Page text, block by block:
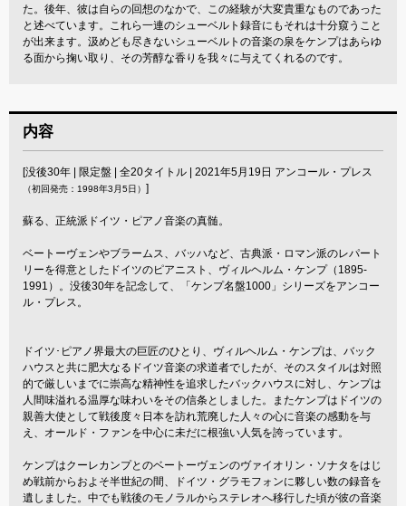
た。後年、彼は自らの回想のなかで、この経験が大変貴重なものであった
と述べています。これら一連のシューベルト録音にもそれは十分窺うこと
が出来ます。汲めども尽きないシューベルトの音楽の泉をケンプはあらゆ
る面から掬い取り、その芳醇な香りを我々に与えてくれるのです。
内容
[没後30年 | 限定盤 | 全20タイトル | 2021年5月19日 アンコール・プレス
（初回発売：1998年3月5日） ]
蘇る、正統派ドイツ・ピアノ音楽の真髄。
ベートーヴェンやブラームス、バッハなど、古典派・ロマン派のレパート
リーを得意としたドイツのピアニスト、ヴィルヘルム・ケンプ（1895-
1991）。没後30年を記念して、「ケンプ名盤1000」シリーズをアンコー
ル・プレス。
ドイツ･ピアノ界最大の巨匠のひとり、ヴィルヘルム・ケンプは、バック
ハウスと共に肥大なるドイツ音楽の求道者でしたが、そのスタイルは対照
的で厳しいまでに崇高な精神性を追求したバックハウスに対し、ケンプは
人間味溢れる温厚な味わいをその信条としました。またケンプはドイツの
親善大使として戦後度々日本を訪れ荒廃した人々の心に音楽の感動を与
え、オールド・ファンを中心に未だに根強い人気を誇っています。
ケンプはクーレカンプとのベートーヴェンのヴァイオリン・ソナタをはじ
め戦前からおよそ半世紀の間、ドイツ・グラモフォンに夥しい数の録音を
遺しました。中でも戦後のモノラルからステレオへ移行した頃が彼の音楽